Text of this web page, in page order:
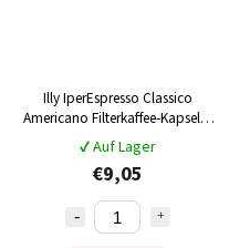
Illy IperEspresso Classico
Americano Filterkaffee-Kapseln,
18 Stück
✔ Auf Lager
€9,05